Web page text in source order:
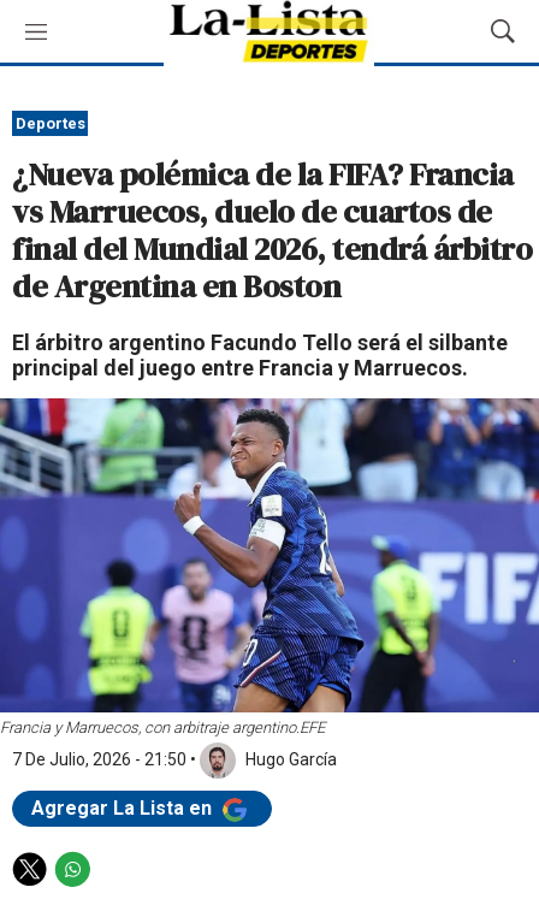
M
e
ú
M
o
a
r
ú
e
a
Deportes
¿Nueva polémica de la FIFA? Francia
vs Marruecos, duelo de cuartos de
final del Mundial 2026, tendrá árbitro
de Argentina en Boston
El árbitro argentino Facundo Tello será el silbante
principal del juego entre Francia y Marruecos.
Francia y Marruecos, con arbitraje argentino.EFE
7 De Julio, 2026 - 21:50 • Hugo García
Agregar La Lista en
T
W